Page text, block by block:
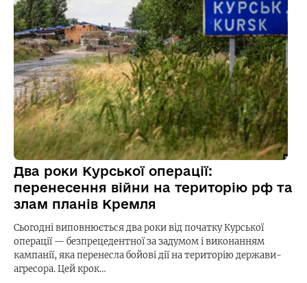
Два роки Курської операції:
перенесення війни на територію рф та
злам планів Кремля
Сьогодні виповнюється два роки від початку Курської
операції — безпрецедентної за задумом і виконанням
кампанії, яка перенесла бойові дії на територію держави-
агресора. Цей крок…